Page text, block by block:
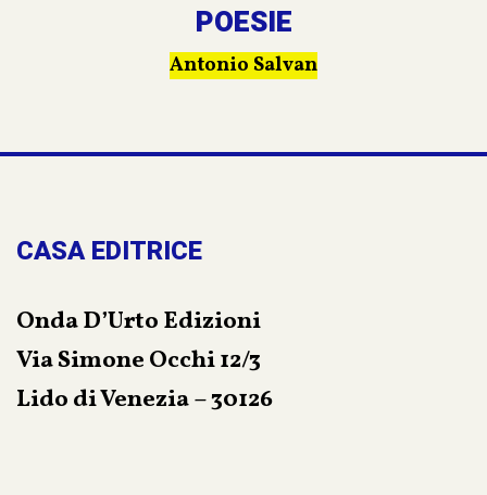
POESIE
Antonio Salvan
CASA EDITRICE
Onda D’Urto Edizioni
Via Simone Occhi 12/3
Lido di Venezia – 30126